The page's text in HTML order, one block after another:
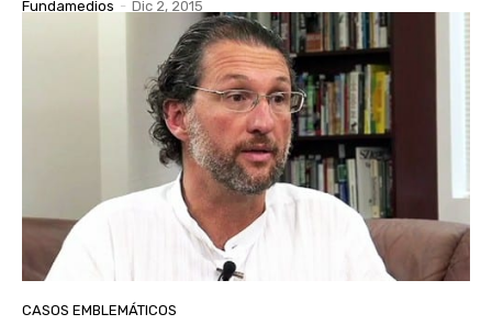
Fundamedios - Dic 2, 2015
CASOS EMBLEMÁTICOS